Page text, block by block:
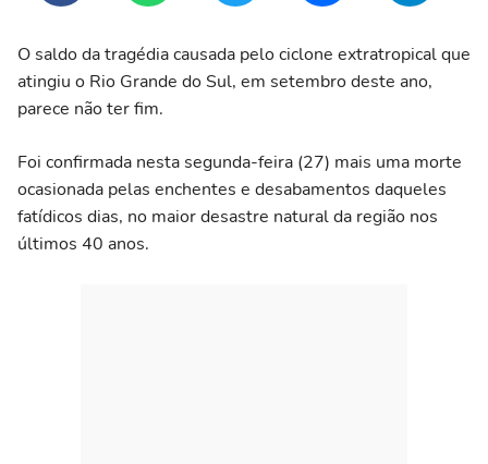
O saldo da tragédia causada pelo ciclone extratropical que
atingiu o Rio Grande do Sul, em setembro deste ano,
parece não ter fim.
Foi confirmada nesta segunda-feira (27) mais uma morte
ocasionada pelas enchentes e desabamentos daqueles
fatídicos dias, no maior desastre natural da região nos
últimos 40 anos.